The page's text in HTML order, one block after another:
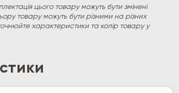
цього товару можуть бути змінені
товару можуть бути різними на різних
характеристики та колір товару у